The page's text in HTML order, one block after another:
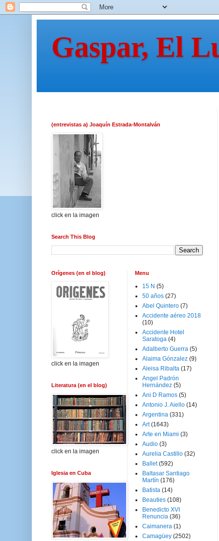
Gaspar, El
(entrevistas a) Joaquín Estrada-Montalván
click en la imagen
Search This Blog
Orígenes (en el blog)
click en la imagen
Literatura (en el blog)
click en la imagen
Iglesia en Cuba
Menu
15 N (5)
50 años (27)
Abel Quintero (7)
Accidente aéreo 2018
(10)
Accidente Hotel
Saratoga (4)
Adalberto Guerra (5)
Alaima Gónzalez (9)
Aleisa Ribalta (17)
Angel Padrón
Hernández (5)
Ani D Ramos (5)
Antonio J. Aiello (14)
Argentina (331)
Art (1643)
Arte en Miami (3)
Audio (3)
Aurelia Castillo (32)
Ballet (592)
Baltasar Santiago
Martín (176)
Batista (14)
Beauties (108)
Benedicto XVI
Renuncia (36)
Caimanera (1)
Camagüey (2502)